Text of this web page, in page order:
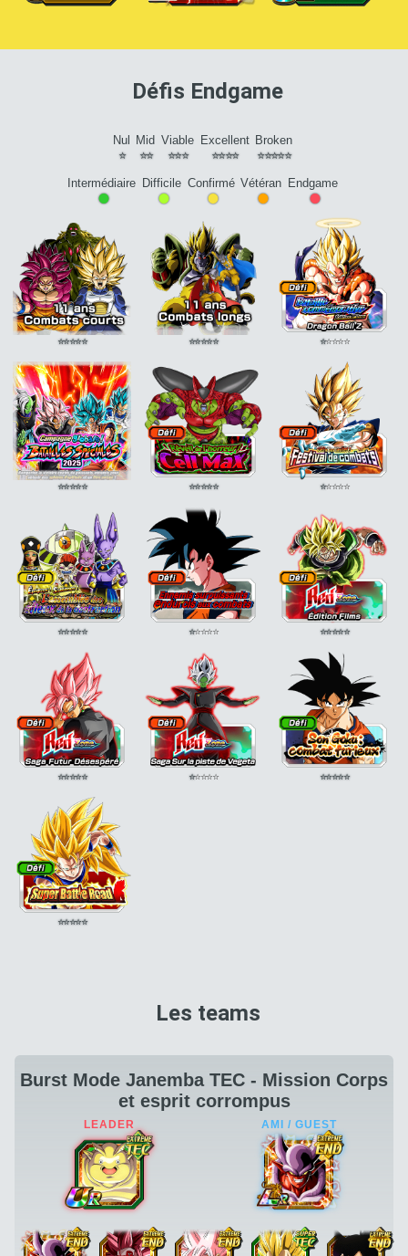
+1
+1
+1
Défis Endgame
Niveau du personnage
Nul
⭐
Mid
⭐⭐
Viable
⭐⭐⭐
Excellent
⭐⭐⭐⭐
Broken
⭐⭐⭐⭐⭐
Difficulté du défi
Intermédiaire
• Difficile
• Confirmé
• Vétéran
• Endgame
•
⭐⭐⭐⭐⭐ ⭐⭐⭐⭐⭐ ⭐⭐⭐⭐⭐
⭐⭐⭐⭐⭐ ⭐⭐⭐⭐⭐ ⭐⭐⭐⭐⭐
⭐⭐⭐⭐⭐ ⭐⭐⭐⭐⭐ ⭐⭐⭐⭐⭐
⭐⭐⭐⭐⭐ ⭐⭐⭐⭐⭐ ⭐⭐⭐⭐⭐
⭐⭐⭐⭐⭐
Les teams
Burst Mode Janemba TEC - Mission Corps
et esprit corrompus